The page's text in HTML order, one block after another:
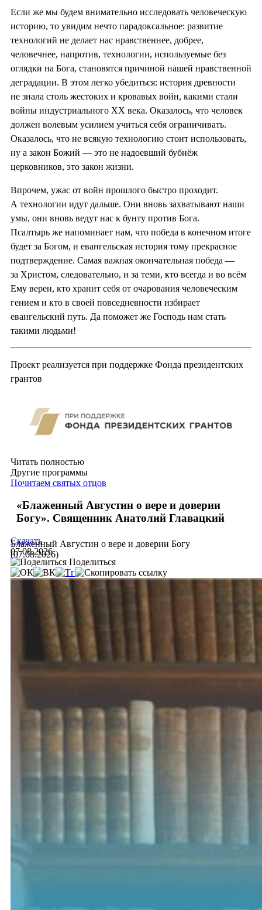
Если же мы будем внимательно исследовать человеческую
историю, то увидим нечто парадоксальное: развитие
технологий не делает нас нравственнее, добрее,
человечнее, напротив, технологии, используемые без
оглядки на Бога, становятся причиной нашей нравственной
деградации. В этом легко убедиться: история древности
не знала столь жестоких и кровавых войн, какими стали
войны индустриального XX века. Оказалось, что человек
должен волевым усилием учиться себя ограничивать.
Оказалось, что не всякую технологию стоит использовать,
ну а закон Божий — это не надоевший бубнёж
церковников, это закон жизни.
Впрочем, ужас от войн прошлого быстро проходит.
А технологии идут дальше. Они вновь захватывают наши
умы, они вновь ведут нас к бунту против Бога.
Псалтырь же напоминает нам, что победа в конечном итоге
будет за Богом, и евангельская история тому прекрасное
подтверждение. Самая важная окончательная победа —
за Христом, следовательно, и за теми, кто всегда и во всём
Ему верен, кто хранит себя от очарования человеческим
гением и кто в своей повседневности избирает
евангельский путь. Да поможет же Господь нам стать
такими людьми!
Проект реализуется при поддержке Фонда президентских
грантов
Читать полностью
Другие программы
Почитаем святых отцов
«Блаженный Августин о вере и доверии
Богу». Священник Анатолий Главацкий
Блаженный Августин о вере и доверии Богу
(07.08.2026)
Скачать
07.08.2026
Поделиться